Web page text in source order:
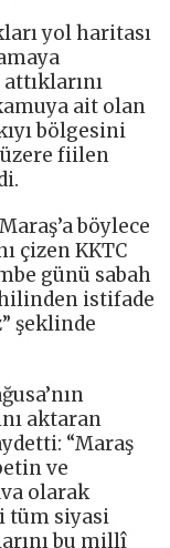
yol haritası
ait olan
bölgesini
fiilen
böylece
çizen KKTC
günü sabah
istifade
şeklinde
aktaran
“Maraş
ve
olarak
tüm siyasi
bu millî